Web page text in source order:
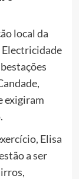
local da
exigiram
Elisa
a ser